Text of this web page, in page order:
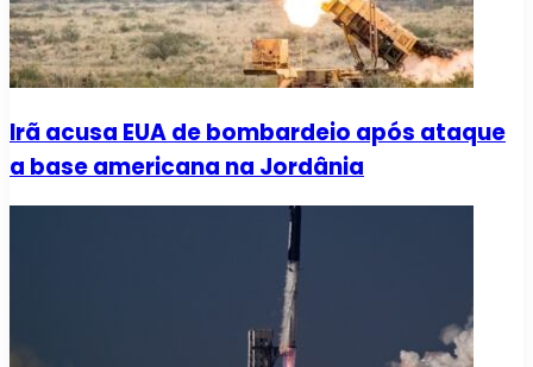
Irã acusa EUA de bombardeio após ataque
a base americana na Jordânia